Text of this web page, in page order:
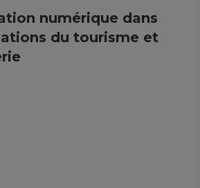
numérique dans
du tourisme et